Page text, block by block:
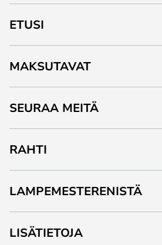
ETUSI
MAKSUTAVAT
SEURAA MEITÄ
RAHTI
LAMPEMESTERENISTÄ
LISÄTIETOJA